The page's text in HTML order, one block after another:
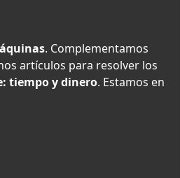
. Complementamos
artículos para resolver los
tiempo y dinero. Estamos en